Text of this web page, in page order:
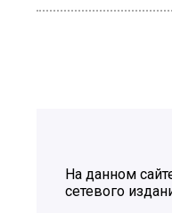
На данном
сетевого